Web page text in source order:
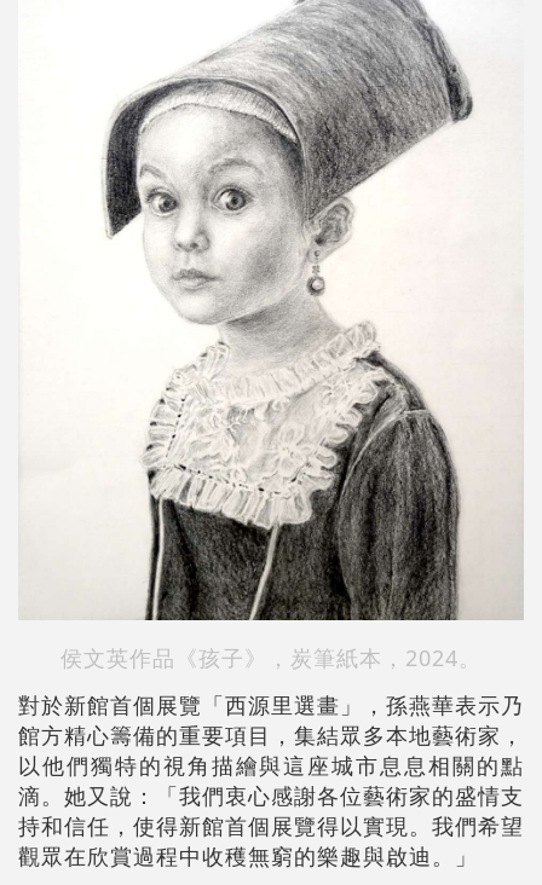
侯文英作品《孩子》，炭筆紙本，2024。
對於新館首個展覽「西源里選畫」，孫燕華表示乃
館方精心籌備的重要項目，集結眾多本地藝術家，
以他們獨特的視角描繪與這座城市息息相關的點
滴。她又說：「我們衷心感謝各位藝術家的盛情支
持和信任，使得新館首個展覽得以實現。我們希望
觀眾在欣賞過程中收穫無窮的樂趣與啟迪。」